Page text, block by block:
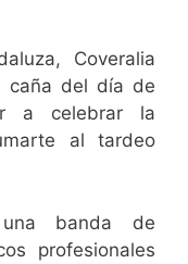
Coveralia
caña del día de
a celebrar la
al tardeo
una banda de
profesionales